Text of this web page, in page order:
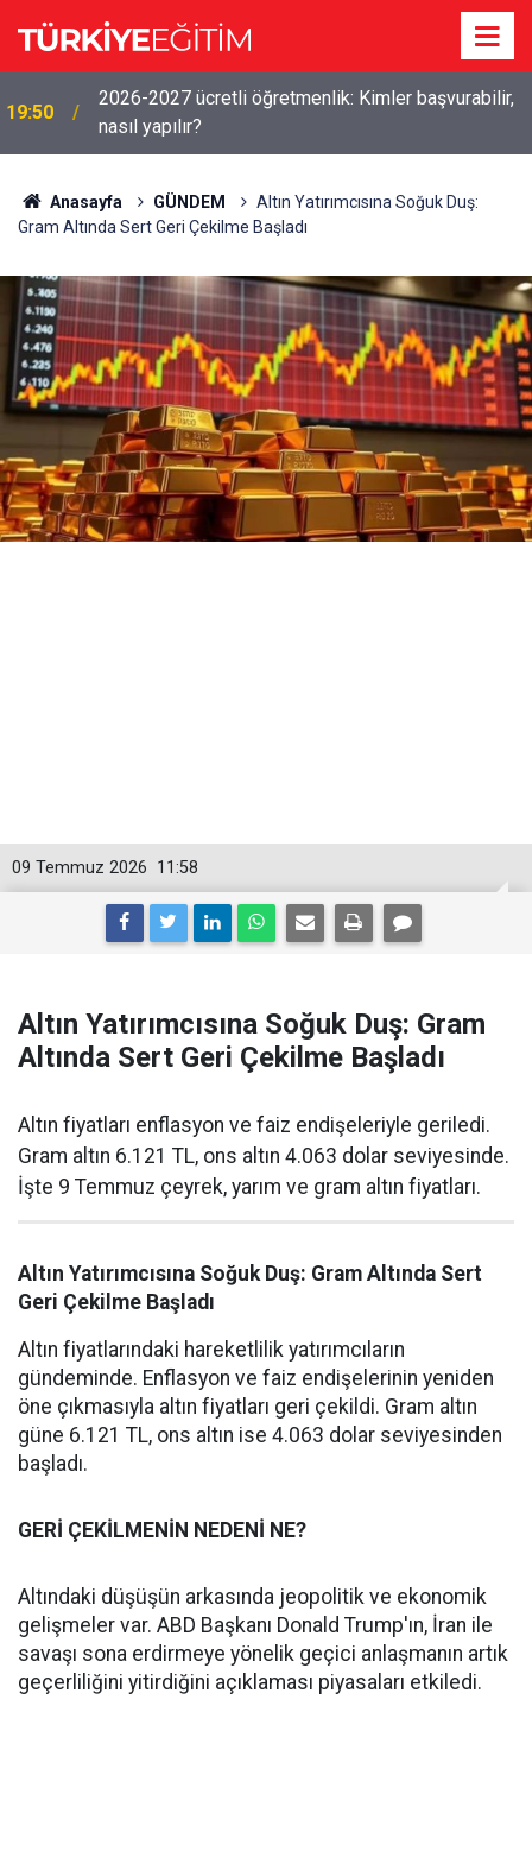
19:50
2026-2027 ücretli öğretmenlik: Kimler başvurabilir,
nasıl yapılır?
Anasayfa GÜNDEM
Altın Yatırımcısına Soğuk Duş:
Gram Altında Sert Geri Çekilme Başladı
11:58
09 Temmuz 2026
Altın Yatırımcısına Soğuk Duş: Gram
Altında Sert Geri Çekilme Başladı
Altın fiyatları enflasyon ve faiz endişeleriyle geriledi.
Gram altın 6.121 TL, ons altın 4.063 dolar seviyesinde.
İşte 9 Temmuz çeyrek, yarım ve gram altın fiyatları.
Altın Yatırımcısına Soğuk Duş: Gram Altında Sert
Geri Çekilme Başladı
Altın fiyatlarındaki hareketlilik yatırımcıların
gündeminde. Enflasyon ve faiz endişelerinin yeniden
öne çıkmasıyla altın fiyatları geri çekildi. Gram altın
güne 6.121 TL, ons altın ise 4.063 dolar seviyesinden
başladı.
GERİ ÇEKİLMENİN NEDENİ NE?
Altındaki düşüşün arkasında jeopolitik ve ekonomik
gelişmeler var. ABD Başkanı Donald Trump'ın, İran ile
savaşı sona erdirmeye yönelik geçici anlaşmanın artık
geçerliliğini yitirdiğini açıklaması piyasaları etkiledi.